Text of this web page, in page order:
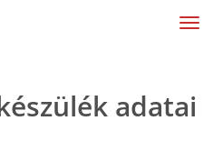
adatai